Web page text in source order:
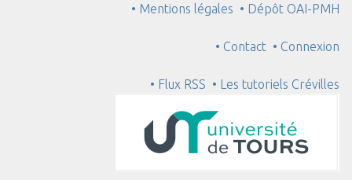
• Mentions légales • Dépôt OAI-PMH
• Contact • Connexion
• Flux RSS • Les tutoriels Crévilles